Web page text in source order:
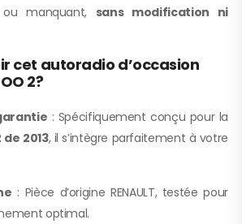
manquant, sans modification ni
cet autoradio d’occasion
2?
: Spécifiquement conçu pour la
de 2013, il s’intègre parfaitement à votre
: Pièce d’origine RENAULT, testée pour
optimal.